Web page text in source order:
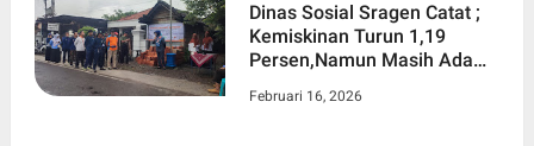
Dinas Sosial Sragen Catat ;
Kemiskinan Turun 1,19
Persen,Namun Masih Ada
Huni
Februari 16, 2026